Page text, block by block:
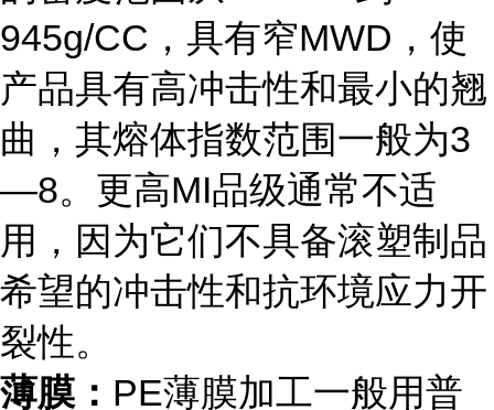
945g/CC，具有窄MWD，使
产品具有高冲击性和最小的翘
曲，其熔体指数范围一般为3
—8。更高MI品级通常不适
用，因为它们不具备滚塑制品
希望的冲击性和抗环境应力开
裂性。
薄膜： PE薄膜加工一般用普